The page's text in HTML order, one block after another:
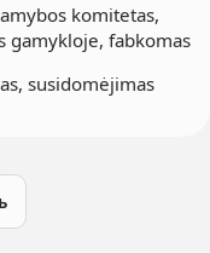
komitetas,
gamykloje, fabkomas
susidomėjimas